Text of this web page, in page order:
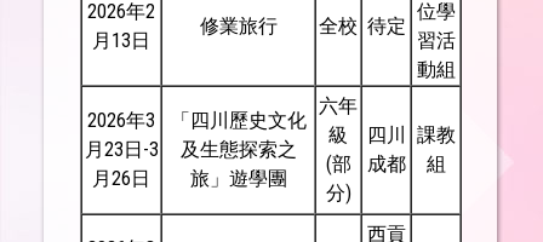
2026年2
月13日
修業旅行 全校 待定
位學
習活
動組
2026年3
月23日-3
月26日
「四川歷史文化
及生態探索之
旅」遊學團
六年
級
(部
分)
四川
成都
課教
組
西貢